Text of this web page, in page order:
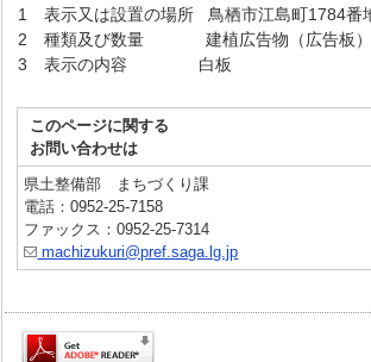
1 表示又は設置の場所 鳥栖市江島町1784番
2 種類及び数量 建植広告物（広告板
3 表示の内容 白板
このページに関する
お問い合わせは
県土整備部 まちづくり課
電話：0952-25-7158
ファックス：0952-25-7314
machizukuri@pref.saga.lg.jp